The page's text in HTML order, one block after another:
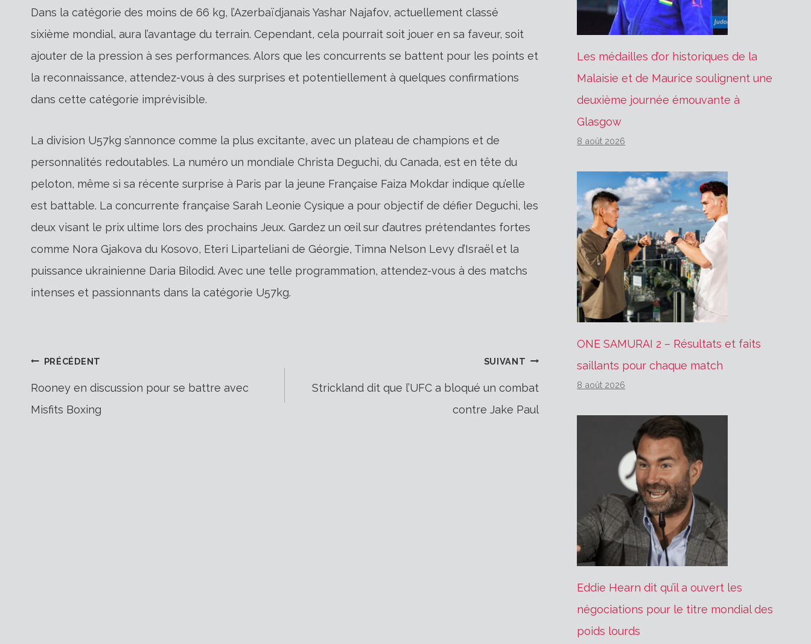
Dans la catégorie des moins de 66 kg, l’Azerbaïdjanais Yashar Najafov, actuellement classé
sixième mondial, aura l’avantage du terrain. Cependant, cela pourrait soit jouer en sa faveur, soit
ajouter de la pression à ses performances. Alors que les concurrents se battent pour les points et
la reconnaissance, attendez-vous à des surprises et potentiellement à quelques confirmations
dans cette catégorie imprévisible.
La division U57kg s’annonce comme la plus excitante, avec un plateau de champions et de
personnalités redoutables. La numéro un mondiale Christa Deguchi, du Canada, est en tête du
peloton, même si sa récente surprise à Paris par la jeune Française Faiza Mokdar indique qu’elle
est battable. La concurrente française Sarah Leonie Cysique a pour objectif de défier Deguchi, les
deux visant le prix ultime lors des prochains Jeux. Gardez un œil sur d’autres prétendantes fortes
comme Nora Gjakova du Kosovo, Eteri Liparteliani de Géorgie, Timna Nelson Levy d’Israël et la
puissance ukrainienne Daria Bilodid. Avec une telle programmation, attendez-vous à des matchs
intenses et passionnants dans la catégorie U57kg.
Navigation
PRÉCÉDENT
Rooney en discussion pour se battre avec
Misfits Boxing
SUIVANT
Strickland dit que l’UFC a bloqué un combat
contre Jake Paul
Les médailles d’or historiques de la
Malaisie et de Maurice soulignent une
deuxième journée émouvante à
Glasgow
8 août 2026
ONE SAMURAI 2 – Résultats et faits
saillants pour chaque match
8 août 2026
Eddie Hearn dit qu’il a ouvert les
négociations pour le titre mondial des
poids lourds